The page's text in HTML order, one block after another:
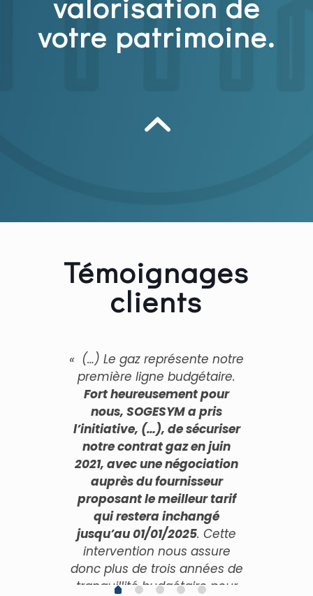
votre patrimoine.
Témoignages
clients
« (…) Le gaz représente notre
première ligne budgétaire.
Fort heureusement pour
nous, SOGESYM a pris
l’initiative, (…), de sécuriser
notre contrat gaz en juin
2021, avec une négociation
auprès du fournisseur
proposant le meilleur tarif
qui restera inchangé
jusqu’au 01/01/2025. Cette
intervention nous assure
donc plus de trois années de
tranquillité budgétaire pour